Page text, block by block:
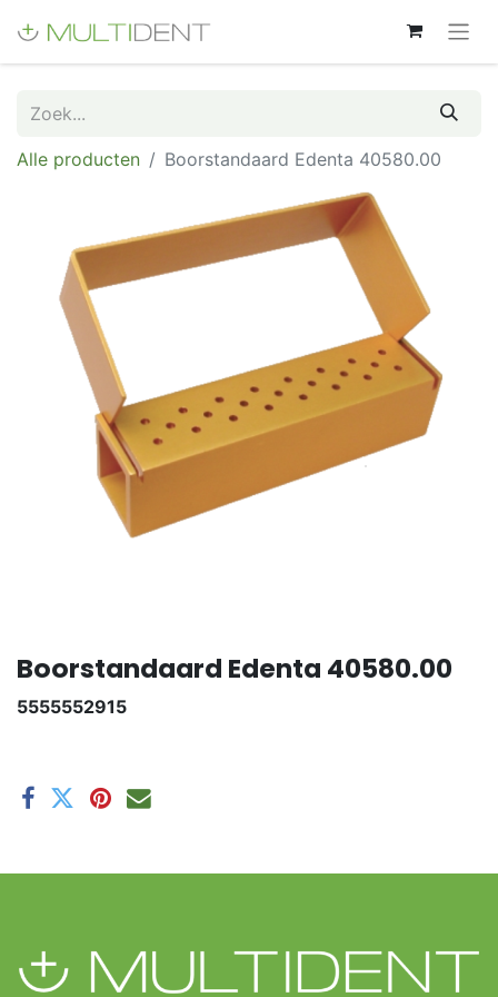
Alle producten Boorstandaard Edenta 40580.00
Boorstandaard Edenta 40580.00
5555552915